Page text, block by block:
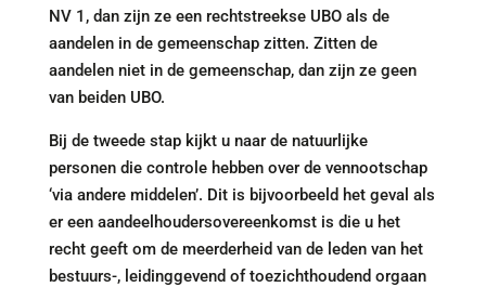
NV 1, dan zijn ze een rechtstreekse UBO als de
aandelen in de gemeenschap zitten. Zitten de
aandelen niet in de gemeenschap, dan zijn ze geen
van beiden UBO.
Bij de tweede stap kijkt u naar de natuurlijke
personen die controle hebben over de vennootschap
‘via andere middelen’. Dit is bijvoorbeeld het geval als
er een aandeelhoudersovereenkomst is die u het
recht geeft om de meerderheid van de leden van het
bestuurs-, leidinggevend of toezichthoudend orgaan